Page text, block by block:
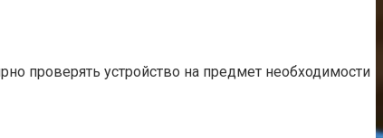
проверять устройство на предмет необходимости